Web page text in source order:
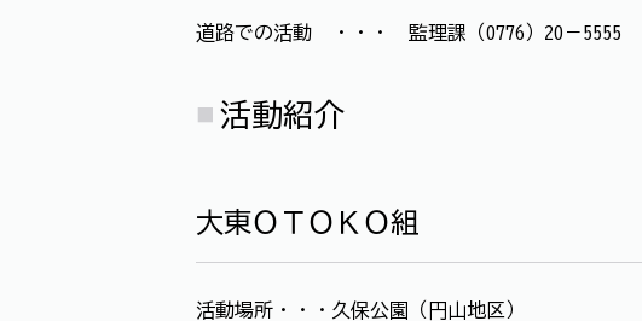
道路での活動 ・・・ 監理課（0776）20－5555
活動紹介
大東ＯＴＯＫＯ組
活動場所・・・久保公園（円山地区）